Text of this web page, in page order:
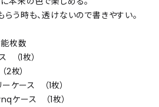
う時も、透けないので書きやすい。
枚数
1枚）
枚）
ース （1枚）
ース （1枚）